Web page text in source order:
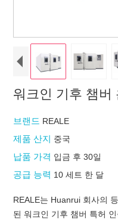
워크인 기후 챔버
브랜드 REALE
제품 산지 중국
납품 가격 입금 후 30일
공급 능력 10 세트 한 달
REALE는 Huanrui 회사의
된 워크인 기후 챔버 특허